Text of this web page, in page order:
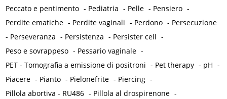
Peccato e pentimento - Pediatria - Pelle - Pensiero -
Perdite ematiche - Perdite vaginali - Perdono - Persecuzione
- Perseveranza - Persistenza - Persister cell -
Peso e sovrappeso - Pessario vaginale -
PET - Tomografia a emissione di positroni - Pet therapy - pH -
Piacere - Pianto - Pielonefrite - Piercing -
Pillola abortiva - RU486 - Pillola al drospirenone -